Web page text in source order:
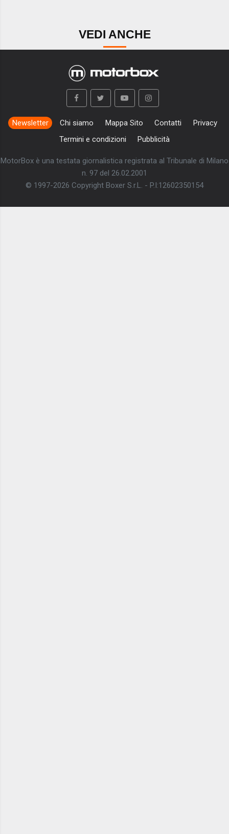
VEDI ANCHE
Newsletter Chi siamo Mappa Sito Contatti
Privacy
Termini e condizioni
Pubblicità
MotorBox è una testata giornalistica registrata al Tribunale di Milano
n. 97 del 26.02.2001
© 1997-2026 Copyright Boxer S.r.L. - P.I:12602350154